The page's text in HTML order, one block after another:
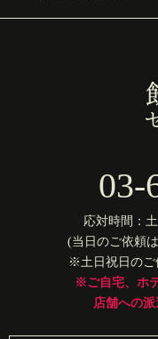
03-
応対時間：
(当日のご依頼
※土日祝日のご
※ご自宅、ホ
店舗への派